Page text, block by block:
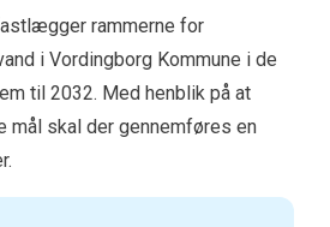
rammerne for
i Vordingborg Kommune i de
til 2032. Med henblik på at
mål skal der gennemføres en